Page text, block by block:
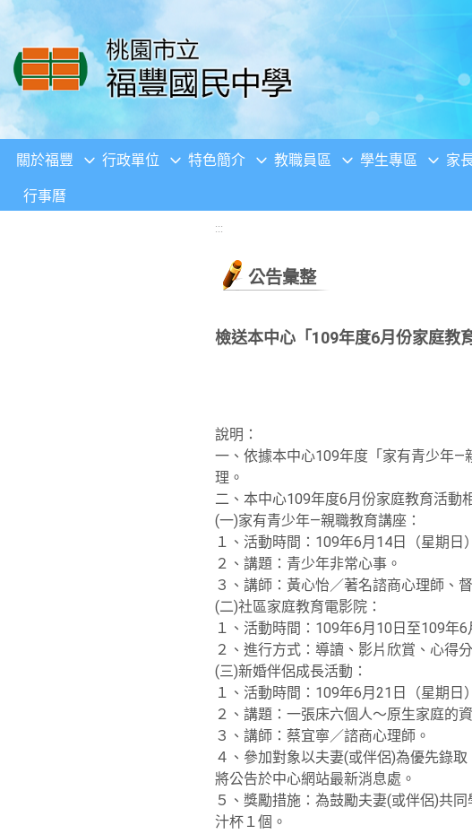
移至網頁之主要內容區位置
關於福豐 行政單位 特色簡介 教職員區 學生專區 家
行事曆
:::
公告彙整
檢送本中心「109年度6月份家庭教
說明：
一、依據本中心109年度「家有青少年—
理。
二、本中心109年度6月份家庭教育活動
(一)家有青少年—親職教育講座：
１、活動時間：109年6月14日（星期日
２、講題：青少年非常心事。
３、講師：黃心怡／著名諮商心理師、
(二)社區家庭教育電影院：
１、活動時間：109年6月10日至109年
２、進行方式：導讀、影片欣賞、心得
(三)新婚伴侶成長活動：
１、活動時間：109年6月21日（星期日
２、講題：一張床六個人～原生家庭的
３、講師：蔡宜寧／諮商心理師。
４、參加對象以夫妻(或伴侶)為優先錄
將公告於中心網站最新消息處。
５、獎勵措施：為鼓勵夫妻(或伴侶)共
汁杯１個。